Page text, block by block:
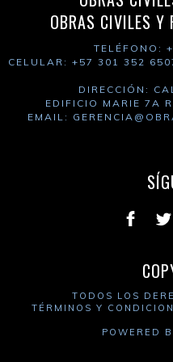
OBRAS CIVILES Y
TELÉFONO:
CELULAR: +57 301 352
DIRECCIÓN:
EDIFICIO MARIE 7A
EMAIL: GERENCIA
TODOS LOS
TÉRMINOS Y
POWERED